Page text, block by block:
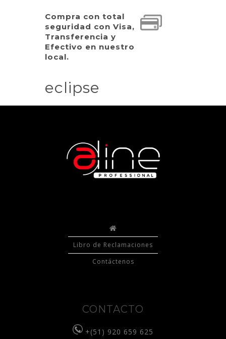
eclipse
Compra con total
seguridad con Visa,
Transferencia y
Efectivo en nuestro
local.
Libro de Reclamaciones
Contáctenos
CONTACTO
+(51) 920 659 625